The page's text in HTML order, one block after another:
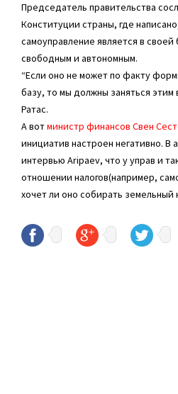
Председатель правительства
Конституции страны, где
самоуправление является в
свободным и автономным.
“Если оно не может по факту
базу, то мы должны заняться этим
Ратас.
А вотминистр финансов Свен
инициатив настроен негативно. В
интервью Aripaev, что у управ и
отношении налогов(например,
хочет ли оно собирать земельный